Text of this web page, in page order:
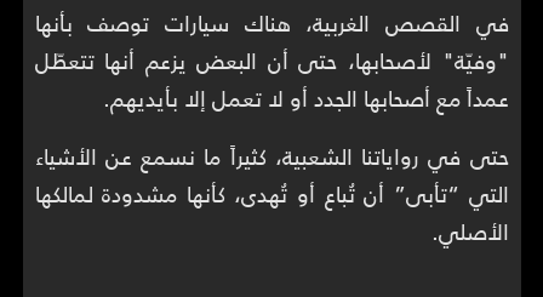
في القصص الغربية، هناك سيارات توصف بأنها
"وفيّة" لأصحابها، حتى أن البعض يزعم أنها تتعطّل
عمداً مع أصحابها الجدد أو لا تعمل إلا بأيديهم.
حتى في رواياتنا الشعبية، كثيراً ما نسمع عن الأشياء
التي “تأبى” أن تُباع أو تُهدى، كأنها مشدودة لمالكها
الأصلي.